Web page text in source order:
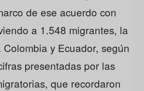
de ese acuerdo con
a 1.548 migrantes, la
y Ecuador, según
presentadas por las
que recordaron